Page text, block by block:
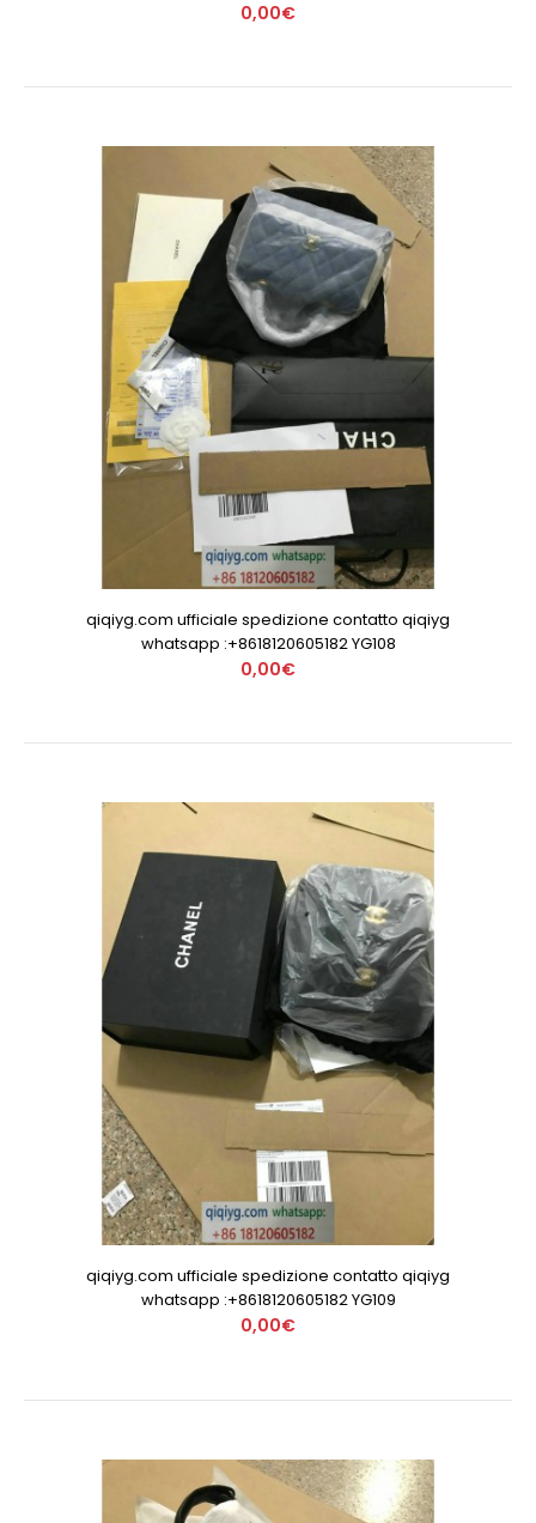
0,00€
qiqiyg.com ufficiale spedizione contatto qiqiyg
whatsapp :+8618120605182 YG108
0,00€
qiqiyg.com ufficiale spedizione contatto qiqiyg
whatsapp :+8618120605182 YG109
0,00€